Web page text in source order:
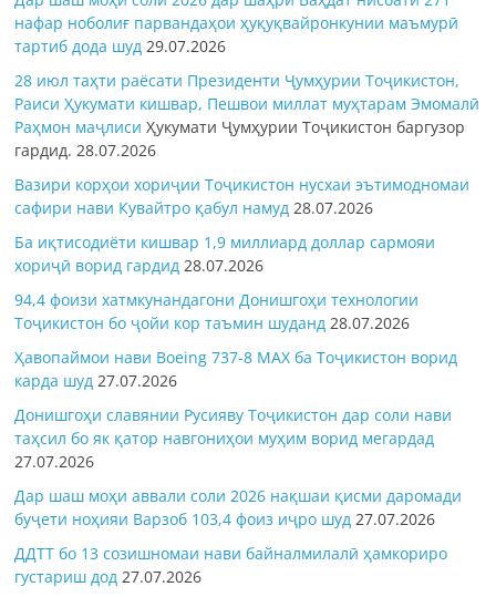
нафар ноболиғ парвандаҳои ҳуқуқвайронкунии маъмурӣ
тартиб дода шуд 29.07.2026
28 июл таҳти раёсати Президенти Ҷумҳурии Тоҷикистон,
Раиси Ҳукумати кишвар, Пешвои миллат муҳтарам Эмомалӣ
Раҳмон маҷлисиҲукумати Ҷумҳурии Тоҷикистон баргузор
гардид. 28.07.2026
Вазири корҳои хориҷии Тоҷикистон нусхаи эътимодномаи
сафири нави Кувайтро қабул намуд 28.07.2026
Ба иқтисодиёти кишвар 1,9 миллиард доллар сармояи
хориҷӣ ворид гардид 28.07.2026
94,4 фоизи хатмкунандагони Донишгоҳи технологии
Тоҷикистон бо ҷойи кор таъмин шуданд 28.07.2026
Ҳавопаймои нави Boeing 737-8 MAX ба Тоҷикистон ворид
карда шуд 27.07.2026
Донишгоҳи славянии Русияву Тоҷикистон дар соли нави
таҳсил бо як қатор навгониҳои муҳим ворид мегардад
27.07.2026
Дар шаш моҳи аввали соли 2026 нақшаи қисми даромади
буҷети ноҳияи Варзоб 103,4 фоиз иҷро шуд 27.07.2026
ДДТТ бо 13 созишномаи нави байналмилалӣ ҳамкориро
густариш дод 27.07.2026